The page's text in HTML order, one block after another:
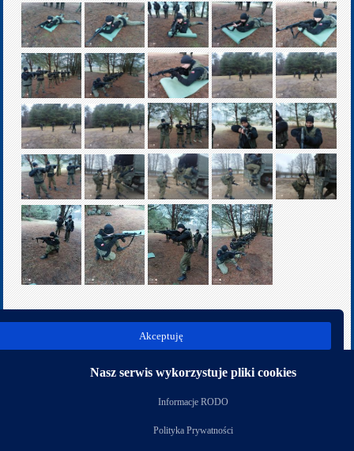
Akceptuję
Nasz serwis wykorzystuje pliki cookies
Informacje RODO
Polityka Prywatności